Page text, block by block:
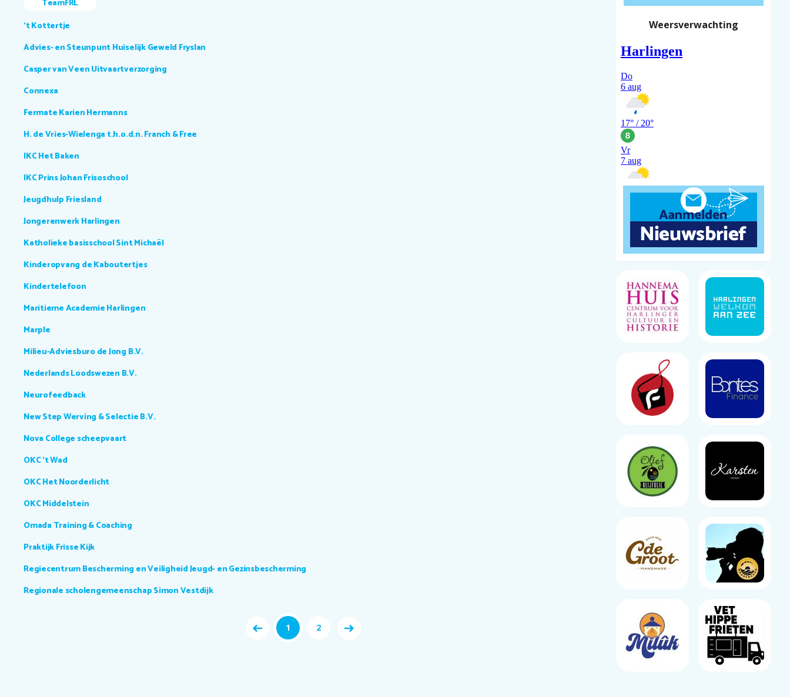
TeamFRL
't Kottertje
Advies- en Steunpunt Huiselijk Geweld Fryslan
Casper van Veen Uitvaartverzorging
Connexa
Fermate Karien Hermanns
H. de Vries-Wielenga t.h.o.d.n. Franch & Free
IKC Het Baken
IKC Prins Johan Frisoschool
Jeugdhulp Friesland
Jongerenwerk Harlingen
Katholieke basisschool Sint Michaël
Kinderopvang de Kaboutertjes
Kindertelefoon
Maritieme Academie Harlingen
Marple
Milieu-Adviesburo de Jong B.V.
Nederlands Loodswezen B.V.
Neurofeedback
New Step Werving & Selectie B.V.
Nova College scheepvaart
OKC 't Wad
OKC Het Noorderlicht
OKC Middelstein
Omada Training & Coaching
Praktijk Frisse Kijk
Regiecentrum Bescherming en Veiligheid Jeugd- en Gezinsbescherming
Regionale scholengemeenschap Simon Vestdijk
1 2
Weersverwachting